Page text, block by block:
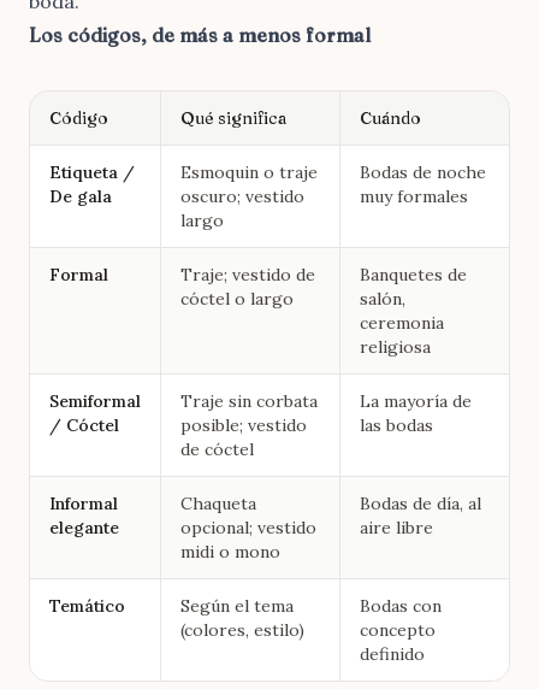
Los códigos, de más a menos formal
Código Qué significa Cuándo
Etiqueta /
De gala
Esmoquin o traje
oscuro; vestido
largo
Bodas de noche
muy formales
Formal
Traje; vestido de
cóctel o largo
Banquetes de
salón,
ceremonia
religiosa
Semiformal
/ Cóctel
Traje sin corbata
posible; vestido
de cóctel
La mayoría de
las bodas
Informal
elegante
Chaqueta
opcional; vestido
midi o mono
Bodas de día, al
aire libre
Temático
Según el tema
(colores, estilo)
Bodas con
concepto
definido